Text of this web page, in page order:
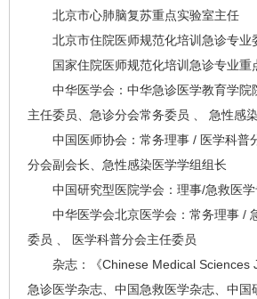
北京市心肺脑复苏重点实验室主任
北京市住院医师规范化培训急诊专业
国家住院医师规范化培训急诊专业重
中华医学会：中华急诊医学教育学院
主任委员、急诊分会常务委员 、 急性感
中国医师协会：常务理事 / 医学科普
分会副会长、急性感染医学学组组长
中国研究型医院学会：理事/急救医学
中华医学会北京医学会：常务理事 /
委员 、 医学科普分会主任委员
杂志：《Chinese Medical Sciences
急诊医学杂志、中国急救医学杂志、中国